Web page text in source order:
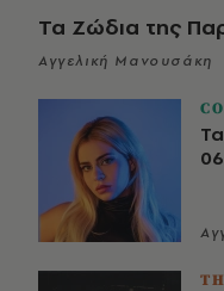
Τα Ζώδια της
Αγγελική Μανουσάκη